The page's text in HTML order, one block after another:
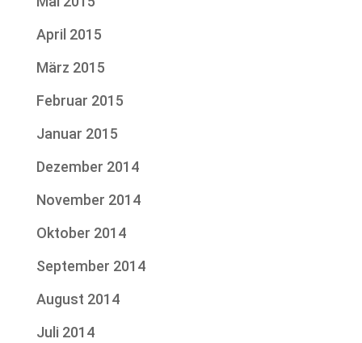
April 2015
März 2015
Februar 2015
Januar 2015
Dezember 2014
November 2014
Oktober 2014
September 2014
August 2014
Juli 2014